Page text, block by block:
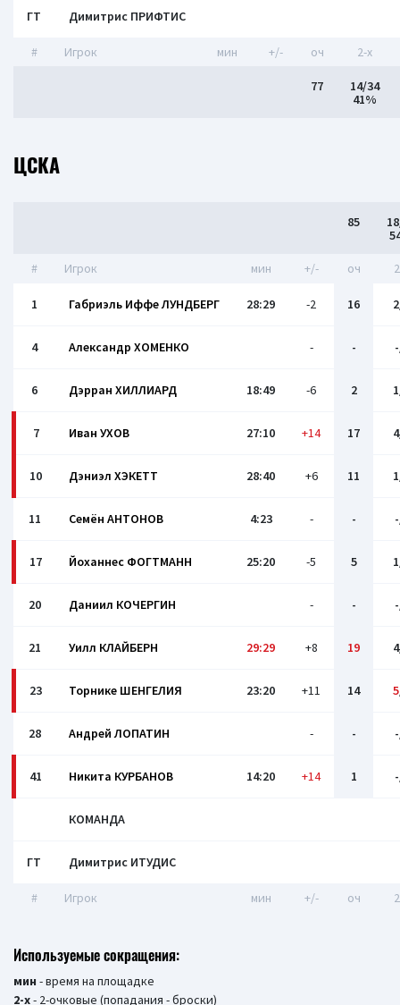
ГТ Димитрис ПРИФТИС
# Игрок мин +/- оч 2-x
77
14/34
41%
ЦСКА
85
# Игрок мин +/- оч
1 Габриэль Иффе ЛУНДБЕРГ 28:29 -2 16
4 Александр ХОМЕНКО - -
6 Дэрран ХИЛЛИАРД 18:49 -6 2
7 Иван УХОВ 27:10 +14 17
10 Дэниэл ХЭКЕТТ 28:40 +6 11
11 Семён АНТОНОВ 4:23 - -
17 Йоханнес ФОГТМАНН 25:20 -5 5
20 Даниил КОЧЕРГИН - -
21 Уилл КЛАЙБЕРН 29:29 +8 19
23 Торнике ШЕНГЕЛИЯ 23:20 +11 14 5
28 Андрей ЛОПАТИН - -
41 Никита КУРБАНОВ 14:20 +14 1
КОМАНДА
ГТ Димитрис ИТУДИС
# Игрок мин +/- оч
Используемые сокращения:
мин - время на площадке
2-х- 2-очковые (попадания - броски)